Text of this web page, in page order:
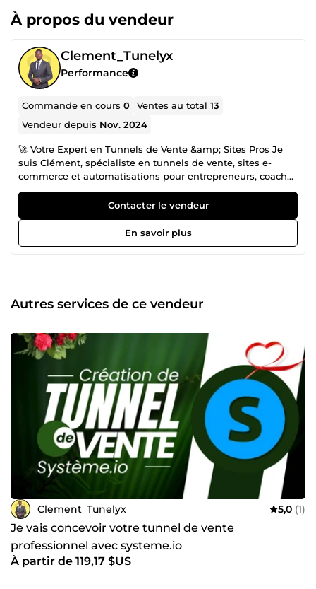
À propos du vendeur
Clement_Tunelyx
Performance
Commande en cours0 Ventes au total13
Vendeur depuis Nov. 2024
🚀 Votre Expert en Tunnels de Vente &amp; Sites Pros Je
suis Clément, spécialiste en tunnels de vente, sites e-
commerce et automatisations pour entrepreneurs, coachs,
freelances et PME. J'ai créé l'agence Tunelyx Growth,
spécialisée dans la création de tunnel de vente
automatisé. L'équipe est composée de: 🎗️Une graphiste 🎗️
Un copywriter 🎗️Un Funnel builder 🎗️Un coach superviseur
Ce que nous vous apporte : ✔ Plus de prospects qualifiés ✔
page de capture, bon de commande, page de paiement
etc...... ) ✅ Création de Chatbot ✅ Sites e-commerce
Organisation digitale simple &amp; automatisée 🎯
Objectif : Vous aider à vendre plus, plus vite, plus
facilement. 📩 Contactez-moi pour lancer votre système de
Contacter le vendeur
En savoir plus
Autres services de ce vendeur
Clement_Tunelyx 5,0 (1)
Je vais concevoir votre tunnel de vente
professionnel avec systeme.io
À partir de 119,17 $US